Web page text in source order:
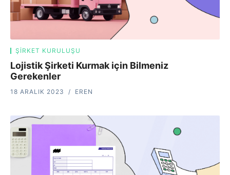
ŞIRKET KURULUŞU
Lojistik Şirketi Kurmak için Bilmeniz
Gerekenler
18 ARALIK 2023 EREN